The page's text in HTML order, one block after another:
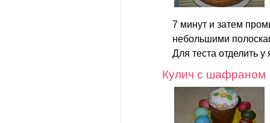
7 минут и затем
небольшими
Для теста отделить
Кулич с шафраном